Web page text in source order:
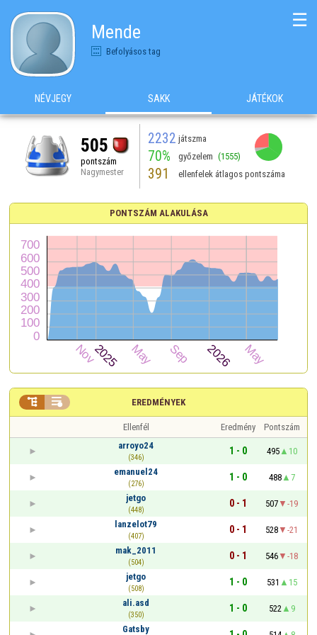
Mende
Befolyásos tag
☰
NÉVJEGY SAKK JÁTÉKOK
505
pontszám
Nagymester
2232 játszma
70% győzelem (1555)
391 ellenfelek átlagos pontszáma
PONTSZÁM ALAKULÁSA
EREDMÉNYEK
 
Ellenfél Eredmény
Pontszám
arroyo24
(346)
1 - 0 495
10
emanuel24
(276)
1 - 0 488
7
jetgo
(448)
0 - 1 507
-19
lanzelot79
(407)
0 - 1 528
-21
mak_2011
(504)
0 - 1 546
-18
jetgo
(508)
1 - 0 531
15
ali.asd
(350)
1 - 0 522
9
Gatsby